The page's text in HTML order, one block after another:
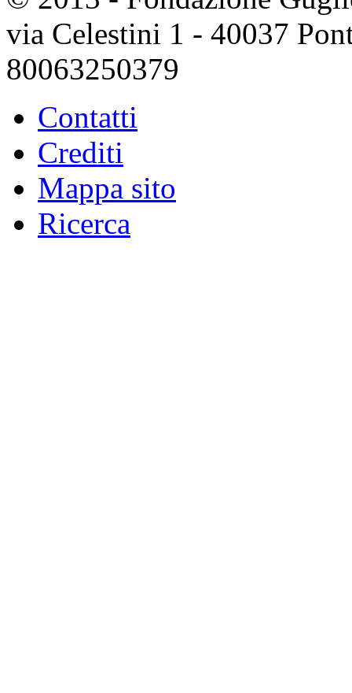
via Celestini 1 - 40037
80063250379
Contatti
Crediti
Mappa sito
Ricerca